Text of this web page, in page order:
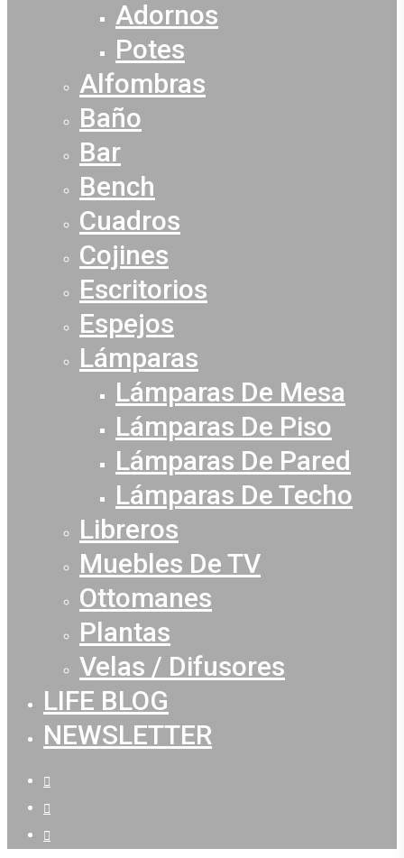
Adornos
Potes
Alfombras
Baño
Bar
Bench
Cuadros
Cojines
Escritorios
Espejos
Lámparas
Lámparas De Mesa
Lámparas De Piso
Lámparas De Pared
Lámparas De Techo
Libreros
Muebles De TV
Ottomanes
Plantas
Velas / Difusores
LIFE BLOG
NEWSLETTER
facebook
youtube
instagram